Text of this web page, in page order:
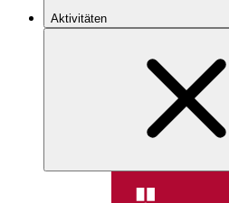
Aktivitäten